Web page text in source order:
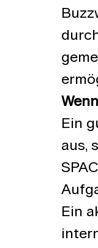
Ein
aus,
Ein